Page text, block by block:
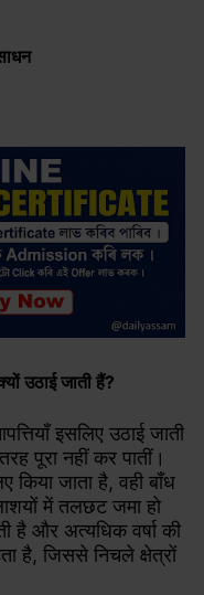
उठाई जाती हैं?
इसलिए उठाई जाती
पूरा नहीं कर पातीं।
किया जाता है, वही बाँध
में तलछट जमा हो
है और अत्यधिक वर्षा की
है, जिससे निचले क्षेत्रों